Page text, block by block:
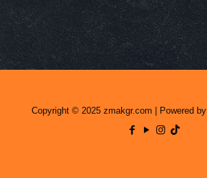
Copyright © 2025 zmakgr.com | Powered by